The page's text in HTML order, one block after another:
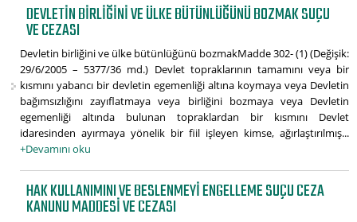
DEVLETIN BIRLIĞINI VE ÜLKE BÜTÜNLÜĞÜNÜ BOZMAK SUÇU
VE CEZASI
Devletin birliğini ve ülke bütünlüğünü bozmakMadde 302- (1) (Değişik:
29/6/2005 – 5377/36 md.) Devlet topraklarının tamamını veya bir
kısmını yabancı bir devletin egemenliği altına koymaya veya Devletin
bağımsızlığını zayıflatmaya veya birliğini bozmaya veya Devletin
egemenliği altında bulunan topraklardan bir kısmını Devlet
idaresinden ayırmaya yönelik bir fiil işleyen kimse, ağırlaştırılmış...
+Devamını oku
HAK KULLANIMINI VE BESLENMEYI ENGELLEME SUÇU CEZA
KANUNU MADDESI VE CEZASI